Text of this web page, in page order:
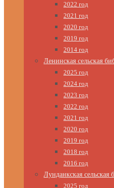
2022 год
2021 год
2020 год
2019 год
2014 год
Ленинская сельская
2025 год
2024 год
2023 год
2022 год
2021 год
2020 год
2019 год
2018 год
2016 год
Лунданкская сельская
2025 год